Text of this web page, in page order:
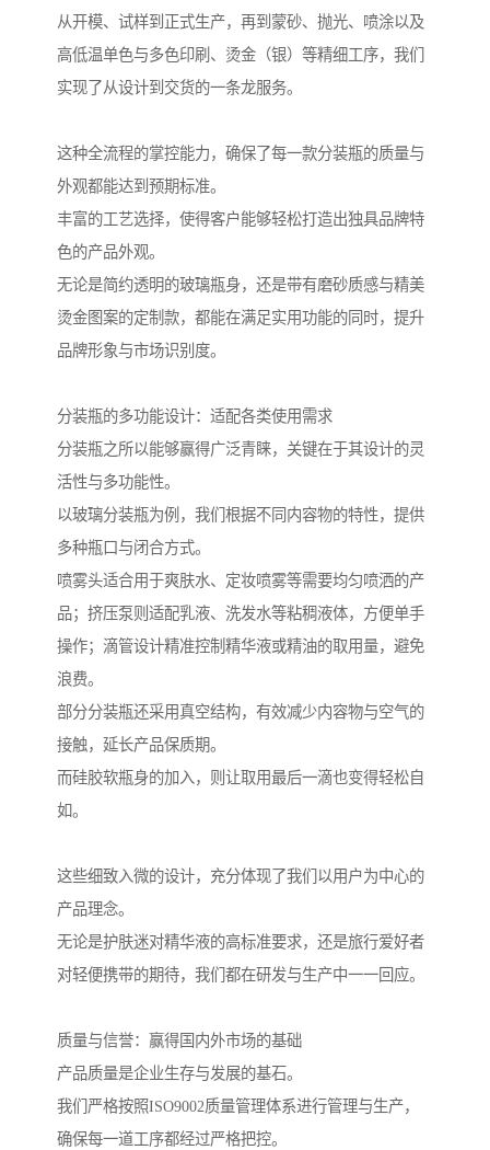
从开模、试样到正式生产，再到蒙砂、抛光、喷涂以及
高低温单色与多色印刷、烫金（银）等精细工序，我们
实现了从设计到交货的一条龙服务。
这种全流程的掌控能力，确保了每一款分装瓶的质量与
外观都能达到预期标准。
丰富的工艺选择，使得客户能够轻松打造出独具品牌特
色的产品外观。
无论是简约透明的玻璃瓶身，还是带有磨砂质感与精美
烫金图案的定制款，都能在满足实用功能的同时，提升
品牌形象与市场识别度。
分装瓶的多功能设计：适配各类使用需求
分装瓶之所以能够赢得广泛青睐，关键在于其设计的灵
活性与多功能性。
以玻璃分装瓶为例，我们根据不同内容物的特性，提供
多种瓶口与闭合方式。
喷雾头适合用于爽肤水、定妆喷雾等需要均匀喷洒的产
品；挤压泵则适配乳液、洗发水等粘稠液体，方便单手
操作；滴管设计精准控制精华液或精油的取用量，避免
浪费。
部分分装瓶还采用真空结构，有效减少内容物与空气的
接触，延长产品保质期。
而硅胶软瓶身的加入，则让取用最后一滴也变得轻松自
如。
这些细致入微的设计，充分体现了我们以用户为中心的
产品理念。
无论是护肤迷对精华液的高标准要求，还是旅行爱好者
对轻便携带的期待，我们都在研发与生产中一一回应。
质量与信誉：赢得国内外市场的基础
产品质量是企业生存与发展的基石。
我们严格按照ISO9002质量管理体系进行管理与生产，
确保每一道工序都经过严格把控。